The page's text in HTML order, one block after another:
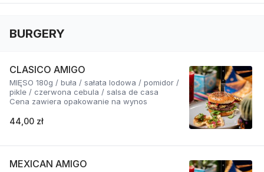
BURGERY
CLASICO AMIGO
MIĘSO 180g / buła / sałata lodowa / pomidor /
pikle / czerwona cebula / salsa de casa
Cena zawiera opakowanie na wynos
44,00 zł
MEXICAN AMIGO